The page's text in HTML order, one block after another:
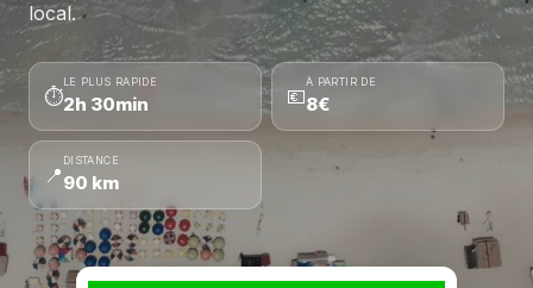
local.
⏱
LE PLUS RAPIDE
2h 30min 💶
À PARTIR DE
8€
📍
DISTANCE
90 km